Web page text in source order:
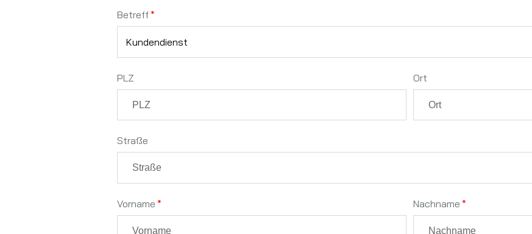
Betreff
PLZ Ort
Straße
Vorname Nachname